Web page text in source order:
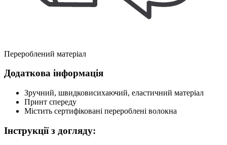
Перероблений матеріал
Додаткова інформація
Зручний, швидковисихаючий, еластичний матеріал
Принт спереду
Містить сертифіковані перероблені волокна
Інструкції з догляду: